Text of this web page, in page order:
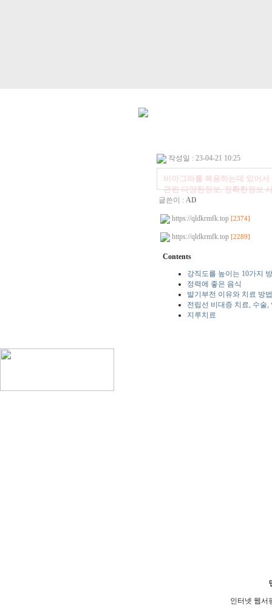
작성일 : 23-04-21 10:25
비아그라를 복용하는데 있어
관련 다양한정보, 정확한정보
글쓴이 : AD
https://qldkrmfk.top [2374]
https://qldkrmfk.top [2289]
Contents
강직도를 높이는 10가지
정력에 좋은 음식
발기부전 이유와 치료 방법
전립선 비대증 치료, 수술
지루치료
인터넷 웹서